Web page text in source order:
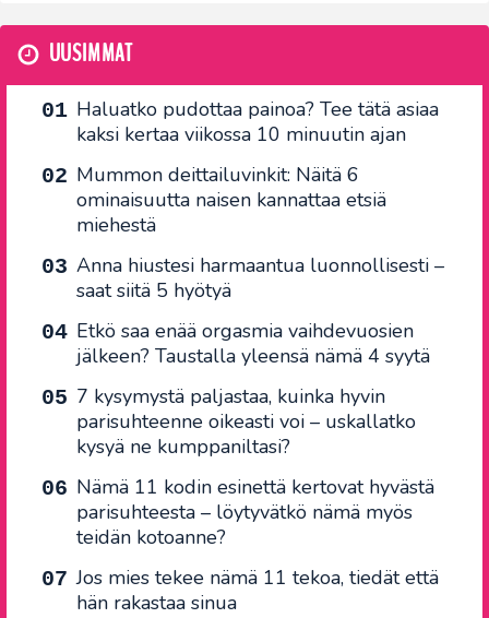
UUSIMMAT
Haluatko pudottaa painoa? Tee tätä asiaa
kaksi kertaa viikossa 10 minuutin ajan
Mummon deittailuvinkit: Näitä 6
ominaisuutta naisen kannattaa etsiä
miehestä
Anna hiustesi harmaantua luonnollisesti –
saat siitä 5 hyötyä
Etkö saa enää orgasmia vaihdevuosien
jälkeen? Taustalla yleensä nämä 4 syytä
7 kysymystä paljastaa, kuinka hyvin
parisuhteenne oikeasti voi – uskallatko
kysyä ne kumppaniltasi?
Nämä 11 kodin esinettä kertovat hyvästä
parisuhteesta – löytyvätkö nämä myös
teidän kotoanne?
Jos mies tekee nämä 11 tekoa, tiedät että
hän rakastaa sinua